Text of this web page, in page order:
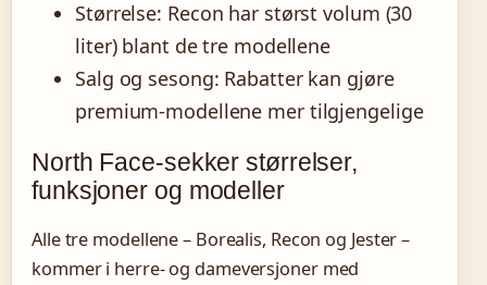
Størrelse: Recon har størst volum (30
liter) blant de tre modellene
Salg og sesong: Rabatter kan gjøre
premium-modellene mer tilgjengelige
North Face-sekker størrelser,
funksjoner og modeller
Alle tre modellene – Borealis, Recon og Jester –
kommer i herre- og dameversjoner med